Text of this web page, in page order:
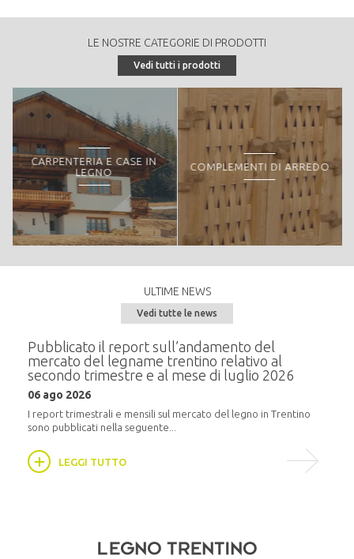
zona giorno rustica - Mobili in legno
RICHIEDI PREVENTIVO
camere - Mobili in legno
RICHIEDI PREVENTIVO
soffitti - Carpenteria e case in legno
LE NOSTRE CATEGORIE DI PRODOTTI
Vedi tutti i prodotti
CARPENTERIA E CASE IN
LEGNO
COMPLEMENTI DI ARREDO
ULTIME NEWS
Vedi tutte le news
Pubblicato il report sull’andamento del
mercato del legname trentino relativo al
secondo trimestre e al mese di luglio 2026
06 ago 2026
I report trimestrali e mensili sul mercato del legno in Trentino
sono pubblicati nella seguente...
LEGGI TUTTO